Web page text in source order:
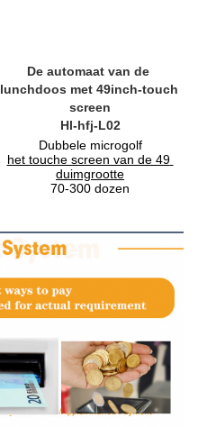
De automaat van de
lunchdoos met 49inch-touch
screen
Hl-hfj-L02
Dubbele microgolf
het touche screen van de 49
duimgrootte
70-300 dozen